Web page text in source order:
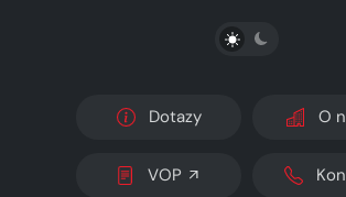
PŘEPNOUT
Dotazy O
VOP